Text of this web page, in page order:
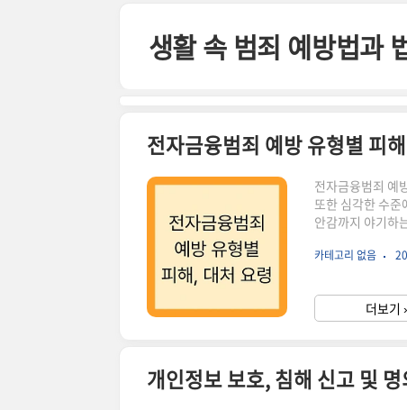
생활 속 범죄 예방법과
전자금융범죄 예방 유형별 피
전자금융범죄 예
또한 심각한 수준
안감까지 야기하
러분의 소중한 자
범죄, 도대체 얼
10만 건 을 넘어
카테고리 없음
더보기
개인정보 보호, 침해 신고 및